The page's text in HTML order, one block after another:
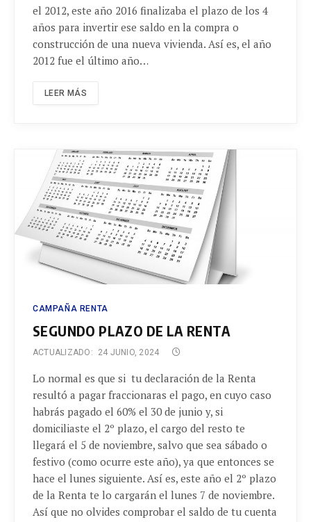
el 2012, este año 2016 finalizaba el plazo de los 4
años para invertir ese saldo en la compra o
construcción de una nueva vivienda. Así es, el año
2012 fue el último año…
LEER MÁS
CAMPAÑA RENTA
SEGUNDO PLAZO DE LA RENTA
ACTUALIZADO: 24 JUNIO, 2024
Lo normal es que si tu declaración de la Renta
resultó a pagar fraccionaras el pago, en cuyo caso
habrás pagado el 60% el 30 de junio y, si
domiciliaste el 2º plazo, el cargo del resto te
llegará el 5 de noviembre, salvo que sea sábado o
festivo (como ocurre este año), ya que entonces se
hace el lunes siguiente. Así es, este año el 2º plazo
de la Renta te lo cargarán el lunes 7 de noviembre.
Así que no olvides comprobar el saldo de tu cuenta